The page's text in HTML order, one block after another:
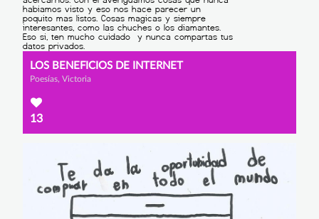
LOS BENEFICIOS DE INTERNET
Poesías, Victoria
13